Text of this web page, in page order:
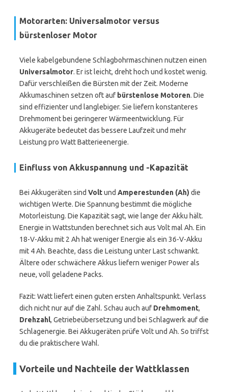
Motorarten: Universalmotor versus
bürstenloser Motor
Viele kabelgebundene Schlagbohrmaschinen nutzen einen
Universalmotor. Er ist leicht, dreht hoch und kostet wenig.
Dafür verschleißen die Bürsten mit der Zeit. Moderne
Akkumaschinen setzen oft auf bürstenlose Motoren. Die
sind effizienter und langlebiger. Sie liefern konstanteres
Drehmoment bei geringerer Wärmeentwicklung. Für
Akkugeräte bedeutet das bessere Laufzeit und mehr
Leistung pro Watt Batterieenergie.
Einfluss von Akkuspannung und -Kapazität
Bei Akkugeräten sind Voltund Amperestunden (Ah) die
wichtigen Werte. Die Spannung bestimmt die mögliche
Motorleistung. Die Kapazität sagt, wie lange der Akku hält.
Energie in Wattstunden berechnet sich aus Volt mal Ah. Ein
18-V-Akku mit 2 Ah hat weniger Energie als ein 36-V-Akku
mit 4 Ah. Beachte, dass die Leistung unter Last schwankt.
Ältere oder schwächere Akkus liefern weniger Power als
neue, voll geladene Packs.
Fazit: Watt liefert einen guten ersten Anhaltspunkt. Verlass
dich nicht nur auf die Zahl. Schau auch auf Drehmoment,
Drehzahl, Getriebeübersetzung und bei Schlagwerk auf die
Schlagenergie. Bei Akkugeräten prüfe Volt und Ah. So triffst
du die praktischere Wahl.
Vorteile und Nachteile der Wattklassen